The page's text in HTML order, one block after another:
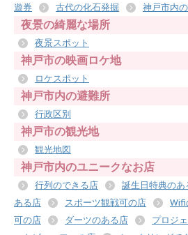
遊券
古代の化石発掘 神戸市内
夜景の綺麗な場所
夜景スポット
神戸市の映画ロケ地
ロケスポット
神戸市内の避難所
行政区別
神戸市の観光地
観光地図
神戸市内のユニークなお店
行列のできる店 誕生日特典のあ
ある店
スポーツ観戦可の店 Wifi
可の店
ダーツのある店 プロジ